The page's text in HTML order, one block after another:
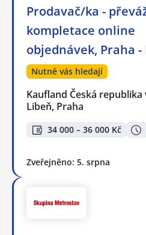
Prodavač/ka -
kompletace online
objednávek, Praha -
Nutně vás hledají
Kaufland Česká
Libeň, Praha
34 000 – 36 000 Kč
Zveřejněno: 5. srpna